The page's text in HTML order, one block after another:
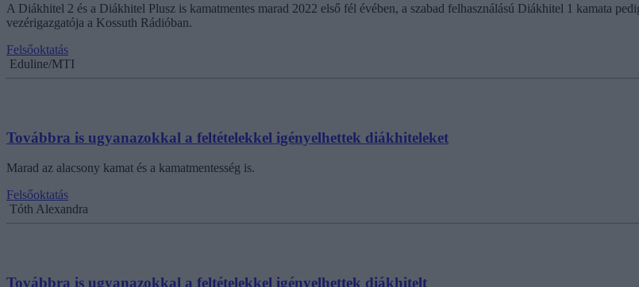
A Diákhitel 2 és a Diákhitel Plusz is kamatmentes marad 2022 első fél évében, a szabad felhasználású Diákhitel 1 kamata
vezérigazgatója a Kossuth Rádióban.
Felsőoktatás
Eduline/MTI
Továbbra is ugyanazokkal a feltételekkel igényelhettek diákhiteleket
Marad az alacsony kamat és a kamatmentesség is.
Felsőoktatás
Tóth Alexandra
Továbbra is ugyanazokkal a feltételekkel igényelhettek diákhitelt